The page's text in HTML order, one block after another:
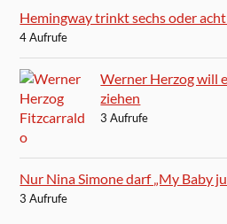
Hemingway trinkt sechs oder
4 Aufrufe
Werner Herzog will
ziehen
3 Aufrufe
Nur Nina Simone darf „My Baby
3 Aufrufe